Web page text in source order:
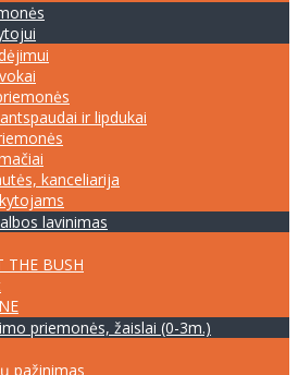
ir lipdukai
kanceliarija
lavinimas
THE BUSH
priemonės, žaislai (0-3m.)
pažinimas